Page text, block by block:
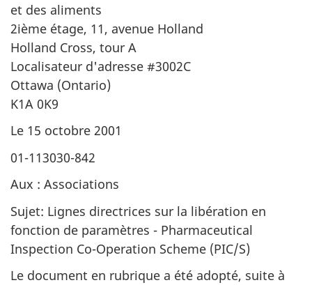
et des aliments
2ième étage, 11, avenue Holland
Holland Cross, tour A
Localisateur d'adresse #3002C
Ottawa (Ontario)
K1A 0K9
Le 15 octobre 2001
01-113030-842
Aux : Associations
Sujet: Lignes directrices sur la libération en
fonction de paramètres - Pharmaceutical
Inspection Co-Operation Scheme (PIC/S)
Le document en rubrique a été adopté, suite à